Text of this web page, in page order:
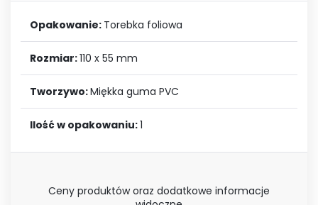
Opakowanie: Torebka foliowa
Rozmiar:110 x 55 mm
Tworzywo:Miękka guma PVC
Ilość w opakowaniu:1
Ceny produktów oraz dodatkowe informacje